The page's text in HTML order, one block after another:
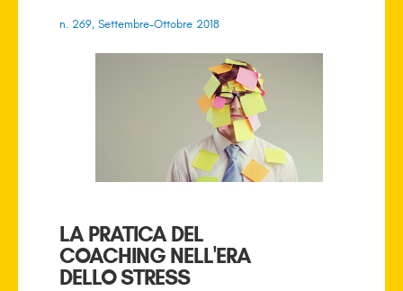
n. 269, Settembre-Ottobre 2018
LA PRATICA DEL
COACHING NELL'ERA
DELLO STRESS